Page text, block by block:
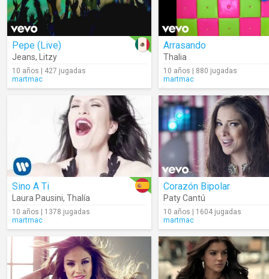
Pepe (Live)
Jeans, Litzy
10 años | 427 jugadas
martmac
Arrasando
Thalia
10 años | 880 jugadas
martmac
Sino A Ti
Laura Pausini, Thalía
10 años | 1378 jugadas
martmac
Corazón Bipolar
Paty Cantú
10 años | 1604 jugadas
martmac